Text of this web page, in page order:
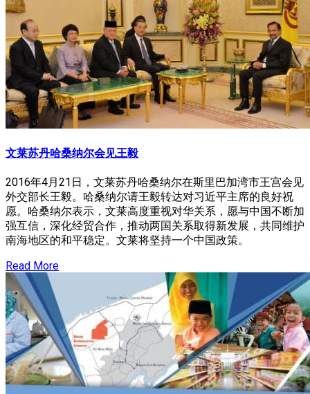
文莱苏丹哈桑纳尔会见王毅
2016年4月21日，文莱苏丹哈桑纳尔在斯里巴加湾市王宫会见
外交部长王毅。哈桑纳尔请王毅转达对习近平主席的良好祝
愿。哈桑纳尔表示，文莱高度重视对华关系，愿与中国不断加
强互信，深化经贸合作，推动两国关系取得新发展，共同维护
南海地区的和平稳定。文莱将坚持一个中国政策。
Read More